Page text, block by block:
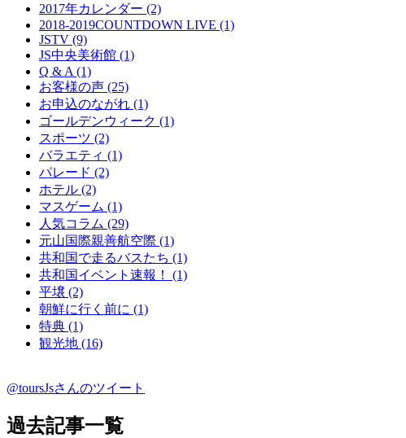
2017年カレンダー (2)
2018-2019COUNTDOWN LIVE (1)
JSTV (9)
JS中央美術館 (1)
Q & A (1)
お客様の声 (25)
お申込のながれ (1)
ゴールデンウィーク (1)
スポーツ (2)
バラエティ (1)
パレード (2)
ホテル (2)
マスゲーム (1)
人気コラム (29)
元山国際親善航空際 (1)
共和国で走るバスたち (1)
共和国イベント速報！ (1)
平壌 (2)
朝鮮に行く前に (1)
特典 (1)
観光地 (16)
@toursJsさんのツイート
過去記事一覧